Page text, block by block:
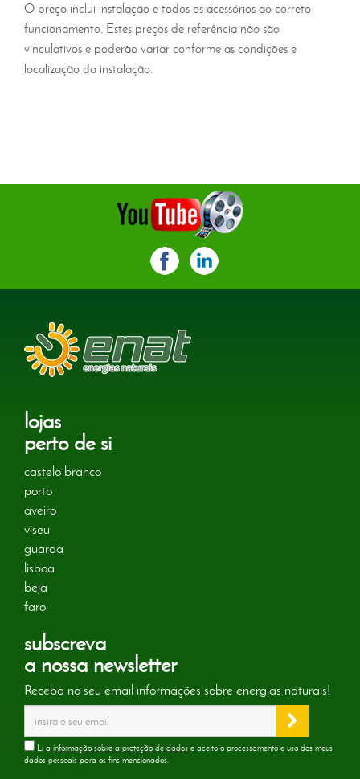
O preço inclui instalação e todos os acessórios ao correto
funcionamento. Estes preços de referência não são
vinculativos e poderão variar conforme as condições e
localização da instalação.
lojas
perto de si
castelo branco
porto
aveiro
viseu
guarda
lisboa
beja
faro
subscreva
a nossa newsletter
Receba no seu email informações sobre energias naturais!
Li a informação sobre a proteção de dados e aceito o processamento e uso dos meus
dados pessoais para os fins mencionados.